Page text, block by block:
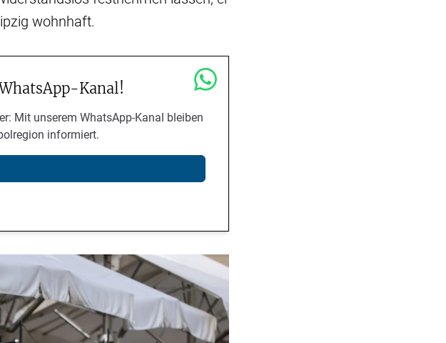
wohnhaft.
Kanal!
Mit unserem WhatsApp-Kanal bleiben
informiert.